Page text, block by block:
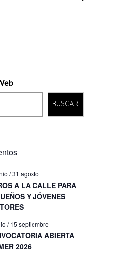
BUSCAR
/31 agosto
A LA CALLE PARA
Y JÓVENES
/15 septiembre
ABIERTA
2026